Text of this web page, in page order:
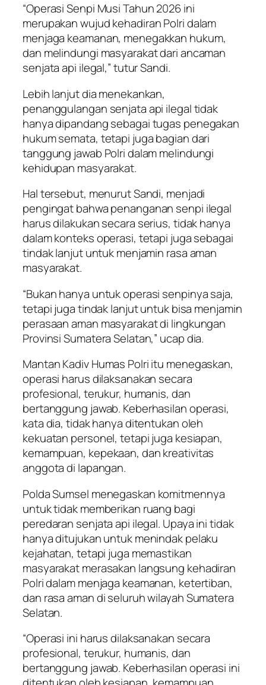
“Operasi Senpi Musi Tahun 2026 ini
merupakan wujud kehadiran Polri dalam
menjaga keamanan, menegakkan hukum,
dan melindungi masyarakat dari ancaman
senjata api ilegal,” tutur Sandi.
Lebih lanjut dia menekankan,
penanggulangan senjata api ilegal tidak
hanya dipandang sebagai tugas penegakan
hukum semata, tetapi juga bagian dari
tanggung jawab Polri dalam melindungi
kehidupan masyarakat.
Hal tersebut, menurut Sandi, menjadi
pengingat bahwa penanganan senpi ilegal
harus dilakukan secara serius, tidak hanya
dalam konteks operasi, tetapi juga sebagai
tindak lanjut untuk menjamin rasa aman
masyarakat.
“Bukan hanya untuk operasi senpinya saja,
tetapi juga tindak lanjut untuk bisa menjamin
perasaan aman masyarakat di lingkungan
Provinsi Sumatera Selatan,” ucap dia.
Mantan Kadiv Humas Polri itu menegaskan,
operasi harus dilaksanakan secara
profesional, terukur, humanis, dan
bertanggung jawab. Keberhasilan operasi,
kata dia, tidak hanya ditentukan oleh
kekuatan personel, tetapi juga kesiapan,
kemampuan, kepekaan, dan kreativitas
anggota di lapangan.
Polda Sumsel menegaskan komitmennya
untuk tidak memberikan ruang bagi
peredaran senjata api ilegal. Upaya ini tidak
hanya ditujukan untuk menindak pelaku
kejahatan, tetapi juga memastikan
masyarakat merasakan langsung kehadiran
Polri dalam menjaga keamanan, ketertiban,
dan rasa aman di seluruh wilayah Sumatera
Selatan.
“Operasi ini harus dilaksanakan secara
profesional, terukur, humanis, dan
bertanggung jawab. Keberhasilan operasi ini